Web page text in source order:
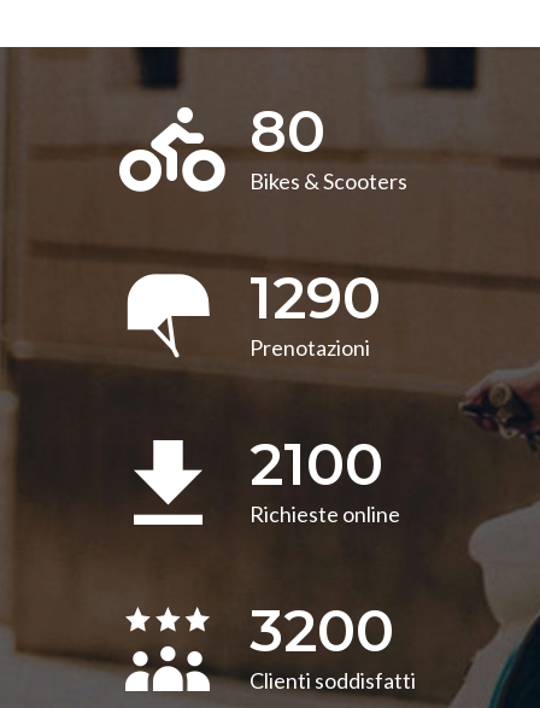
80
Bikes & Scooters
1290
Prenotazioni
2100
Richieste online
3200
Clienti soddisfatti